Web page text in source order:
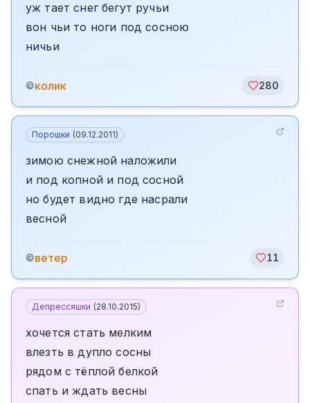
уж тает снег бегут ручьи
вон чьи то ноги под сосною
ничьи
©колик 280
Порошки (09.12.2011)
зимою снежной наложили
и под копной и под сосной
но будет видно где насрали
весной
©ветер 11
Депрессяшки (28.10.2015)
хочется стать мелким
влезть в дупло сосны
рядом с тёплой белкой
спать и ждать весны